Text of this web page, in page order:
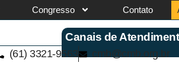
Congresso Contato
Canais de
(61) 3321-9563 cmb@cmb.org.br